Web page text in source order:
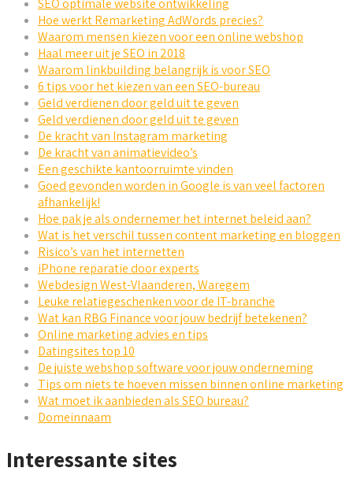
SEO optimale website ontwikkeling
Hoe werkt Remarketing AdWords precies?
Waarom mensen kiezen voor een online webshop
Haal meer uit je SEO in 2018
Waarom linkbuilding belangrijk is voor SEO
6 tips voor het kiezen van een SEO-bureau
Geld verdienen door geld uit te geven
Geld verdienen door geld uit te geven
De kracht van Instagram marketing
De kracht van animatievideo’s
Een geschikte kantoorruimte vinden
Goed gevonden worden in Google is van veel factoren
afhankelijk!
Hoe pak je als ondernemer het internet beleid aan?
Wat is het verschil tussen content marketing en bloggen
Risico’s van het internetten
iPhone reparatie door experts
Webdesign West-Vlaanderen, Waregem
Leuke relatiegeschenken voor de IT-branche
Wat kan RBG Finance voor jouw bedrijf betekenen?
Online marketing advies en tips
Datingsites top 10
De juiste webshop software voor jouw onderneming
Tips om niets te hoeven missen binnen online marketing
Wat moet ik aanbieden als SEO bureau?
Domeinnaam
Interessante sites